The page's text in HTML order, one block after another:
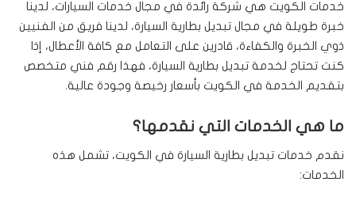
خدمات الكويت هي شركة رائدة في مجال خدمات السيارات، لدينا
خبرة طويلة في مجال تبديل بطارية السيارة، لدينا فريق من الفنيين
ذوي الخبرة والكفاءة، قادرين على التعامل مع كافة الأعطال، إذا
كنت تحتاج لخدمة تبديل بطارية السيارة، فهذا رقم فني متخصص
بتقديم الخدمة في الكويت بأسعار رخيصة وجودة عالية.
ما هي الخدمات التي نقدمها؟
نقدم خدمات تبديل بطارية السيارة في الكويت، تشمل هذه
الخدمات: